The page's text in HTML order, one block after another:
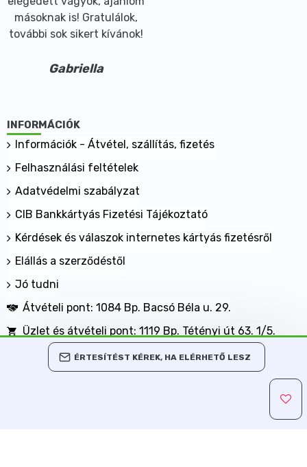
ÉRTESÍTÉST KÉREK, HA ELÉRHETŐ LESZ
másoknak is! Gratulálok,
további sok sikert kívánok!
Gabriella
INFORMÁCIÓK
Információk - Átvétel, szállítás, fizetés
Felhasználási feltételek
Adatvédelmi szabályzat
CIB Bankkártyás Fizetési Tájékoztató
Kérdések és válaszok internetes kártyás fizetésről
Elállás a szerződéstől
Jó tudni
Átvételi pont: 1084 Bp. Bacsó Béla u. 29.
Üzlet és átvételi pont: 1119 Bp. Tétényi út 63. 1/5.
BANKKÁRTYÁVAL IS FIZETHET NÁLUNK!
Árukereső.hu